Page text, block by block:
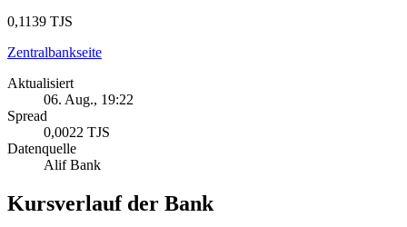
0,1139 TJS
Zentralbankseite
Aktualisiert
06. Aug., 19:22
Spread
0,0022 TJS
Datenquelle
Alif Bank
Kursverlauf der Bank